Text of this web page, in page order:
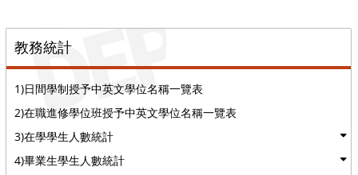
教務統計
1)日間學制授予中英文學位名稱一覽表
2)在職進修學位班授予中英文學位名稱一覽表
3)在學學生人數統計
4)畢業生學生人數統計